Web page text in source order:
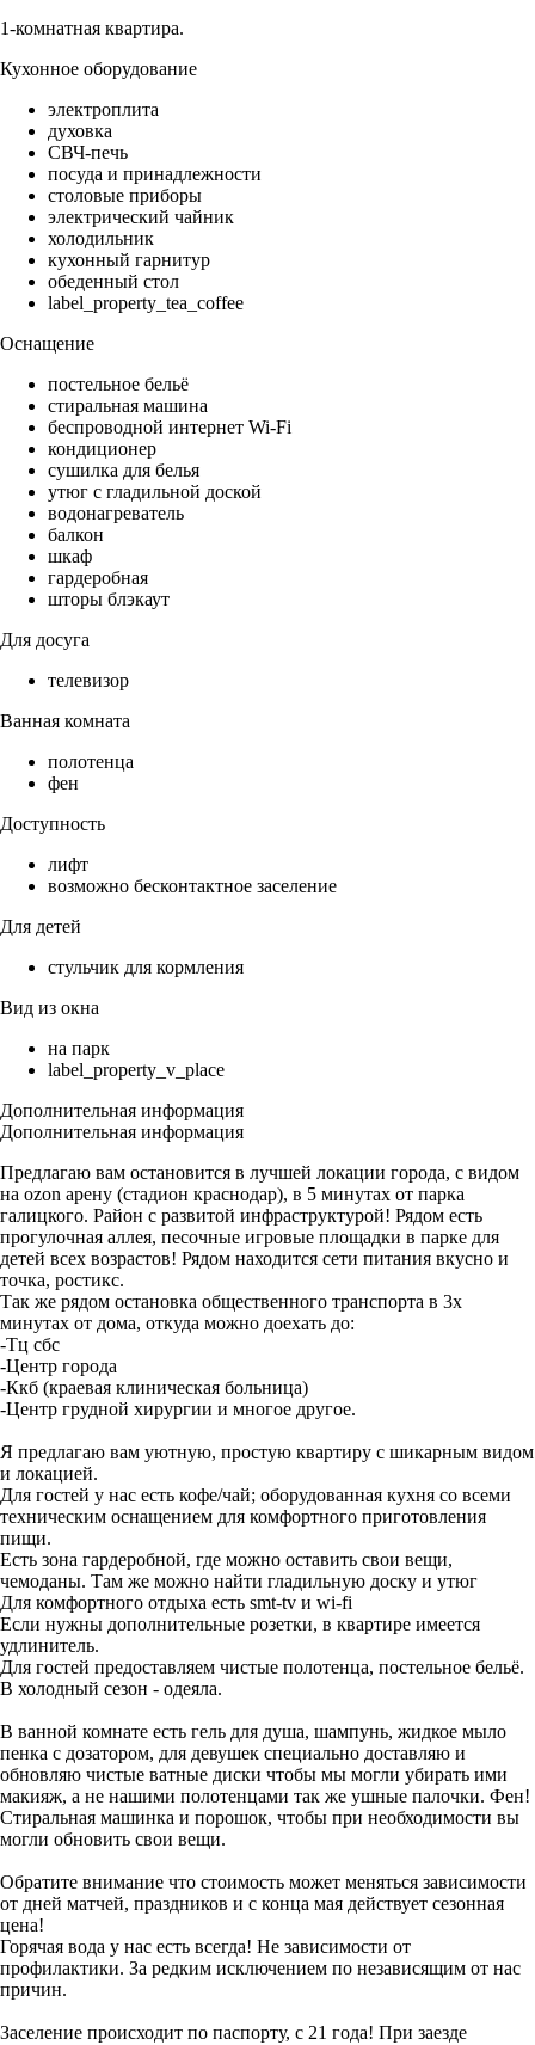
1-комнатная квартира.
Кухонное оборудование
электроплита
духовка
СВЧ-печь
посуда и принадлежности
столовые приборы
электрический чайник
холодильник
кухонный гарнитур
обеденный стол
label_property_tea_coffee
Оснащение
постельное бельё
стиральная машина
беспроводной интернет Wi-Fi
кондиционер
сушилка для белья
утюг с гладильной доской
водонагреватель
балкон
шкаф
гардеробная
шторы блэкаут
Для досуга
телевизор
Ванная комната
полотенца
фен
Доступность
лифт
возможно бесконтактное заселение
Для детей
стульчик для кормления
Вид из окна
на парк
label_property_v_place
Дополнительная информация
Дополнительная информация
Предлагаю вам остановится в лучшей локации города, с видом
на ozon арену (стадион краснодар), в 5 минутах от парка
галицкого. Район с развитой инфраструктурой! Рядом есть
прогулочная аллея, песочные игровые площадки в парке для
детей всех возрастов! Рядом находится сети питания вкусно и
точка, ростикс.
Так же рядом остановка общественного транспорта в 3х
минутах от дома, откуда можно доехать до:
-Тц сбс
-Центр города
-Ккб (краевая клиническая больница)
-Центр грудной хирургии и многое другое.
Я предлагаю вам уютную, простую квартиру с шикарным видом
и локацией.
Для гостей у нас есть кофе/чай; оборудованная кухня со всеми
техническим оснащением для комфортного приготовления
пищи.
Есть зона гардеробной, где можно оставить свои вещи,
чемоданы. Там же можно найти гладильную доску и утюг
Для комфортного отдыха есть smt-tv и wi-fi
Если нужны дополнительные розетки, в квартире имеется
удлинитель.
Для гостей предоставляем чистые полотенца, постельное бельё.
В холодный сезон - одеяла.
В ванной комнате есть гель для душа, шампунь, жидкое мыло
пенка с дозатором, для девушек специально доставляю и
обновляю чистые ватные диски чтобы мы могли убирать ими
макияж, а не нашими полотенцами так же ушные палочки. Фен!
Стиральная машинка и порошок, чтобы при необходимости вы
могли обновить свои вещи.
Обратите внимание что стоимость может меняться зависимости
от дней матчей, праздников и с конца мая действует сезонная
цена!
Горячая вода у нас есть всегда! Не зависимости от
профилактики. За редким исключением по независящим от нас
причин.
Заселение происходит по паспорту, с 21 года! При заезде